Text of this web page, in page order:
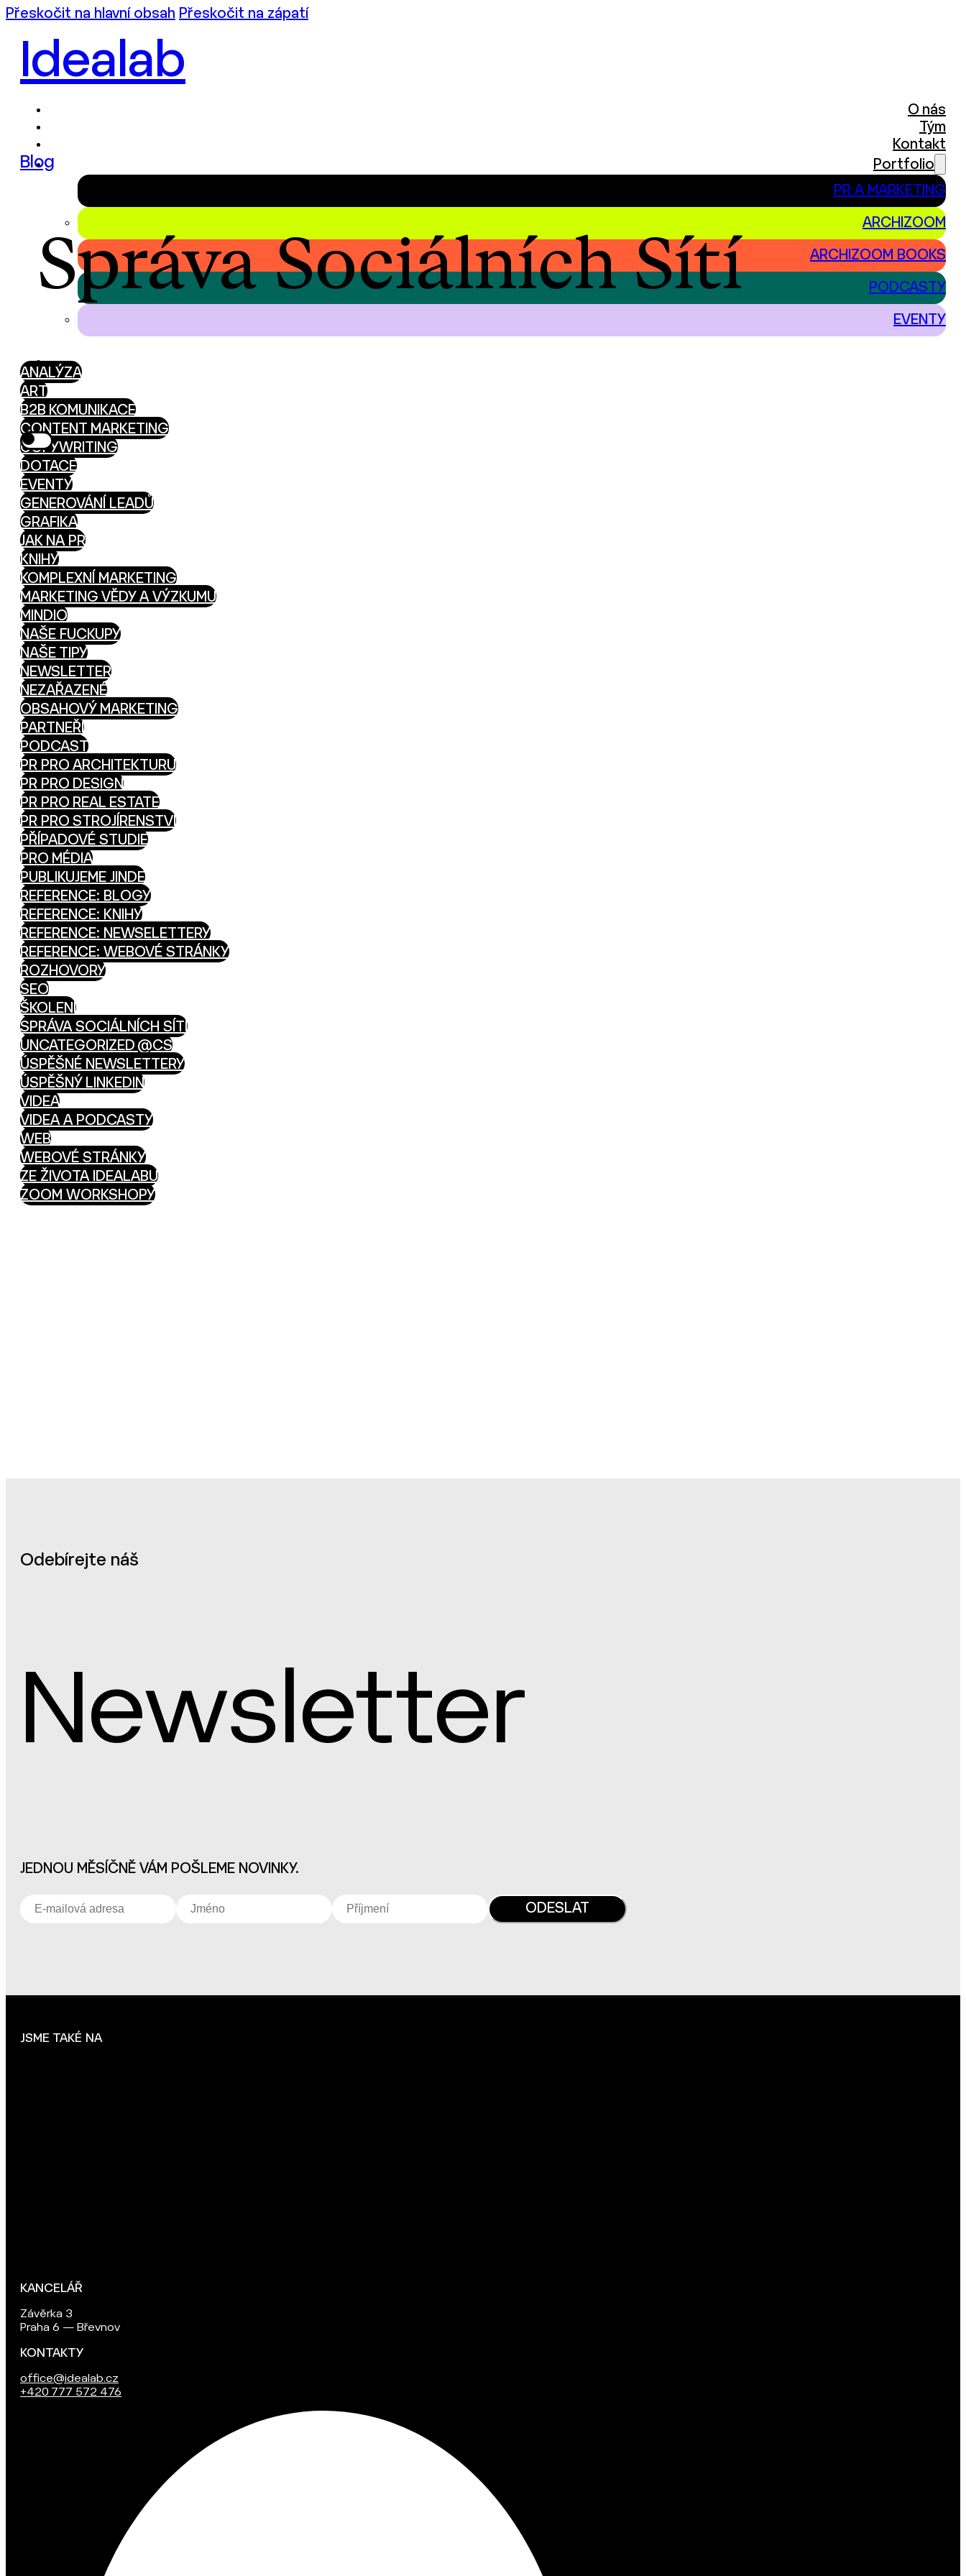
Přeskočit na hlavní obsah Přeskočit na zápatí
Idealab
O nás
Tým
Kontakt
Portfolio
PR A MARKETING
ARCHIZOOM
ARCHIZOOM BOOKS
PODCASTY
EVENTY
Blog
Správa Sociálních Sítí
ANALÝZA
ART
B2B KOMUNIKACE
CONTENT MARKETING
COPYWRITING
DOTACE
EVENTY
GENEROVÁNÍ LEADŮ
GRAFIKA
JAK NA PR
KNIHY
KOMPLEXNÍ MARKETING
MARKETING VĚDY A VÝZKUMU
MINDIO
NAŠE FUCKUPY
NAŠE TIPY
NEWSLETTER
NEZAŘAZENÉ
OBSAHOVÝ MARKETING
PARTNEŘI
PODCAST
PR PRO ARCHITEKTURU
PR PRO DESIGN
PR PRO REAL ESTATE
PR PRO STROJÍRENSTVÍ
PŘÍPADOVÉ STUDIE
PRO MÉDIA
PUBLIKUJEME JINDE
REFERENCE: BLOGY
REFERENCE: KNIHY
REFERENCE: NEWSELETTERY
REFERENCE: WEBOVÉ STRÁNKY
ROZHOVORY
SEO
ŠKOLENÍ
SPRÁVA SOCIÁLNÍCH SÍTÍ
UNCATEGORIZED @CS
ÚSPĚŠNÉ NEWSLETTERY
ÚSPĚŠNÝ LINKEDIN
VIDEA
VIDEA A PODCASTY
WEB
WEBOVÉ STRÁNKY
ZE ŽIVOTA IDEALABU
ZOOM WORKSHOPY
Odebírejte náš
Newsletter
JEDNOU MĚSÍČNĚ VÁM POŠLEME NOVINKY.
JSME TAKÉ NA
KANCELÁŘ
Závěrka 3
Praha 6 — Břevnov
KONTAKTY
office@idealab.cz
+420 777 572 476